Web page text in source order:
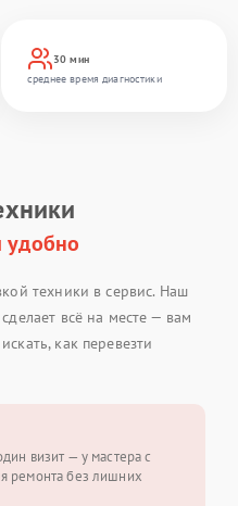
30 мин
среднее время диагностики
удобно
техники в сервис. Наш
всё на месте — вам
как перевезти
визит — у мастера с
ремонта без лишних